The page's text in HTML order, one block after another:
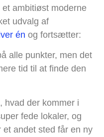
ambitiøst moderne
udvalg af
én og fortsætter:
alle punkter, men det
tid til at finde den
hvad der kommer i
fede lokaler, og
andet sted får en ny